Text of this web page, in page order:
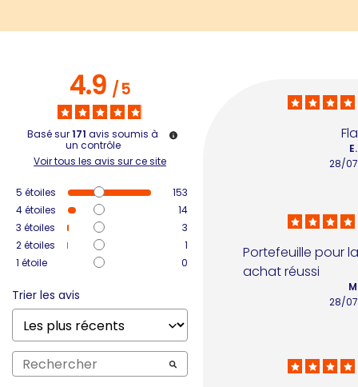
4.9/5
Basé sur171 avis soumis à
un contrôle
Voir tous les avis sur ce site
5 étoiles
153
4étoiles
14
3 étoiles
3
2étoiles
1
1 étoile 0
Trier les avis
28/
Portefeuille pour
achat réussi
28/